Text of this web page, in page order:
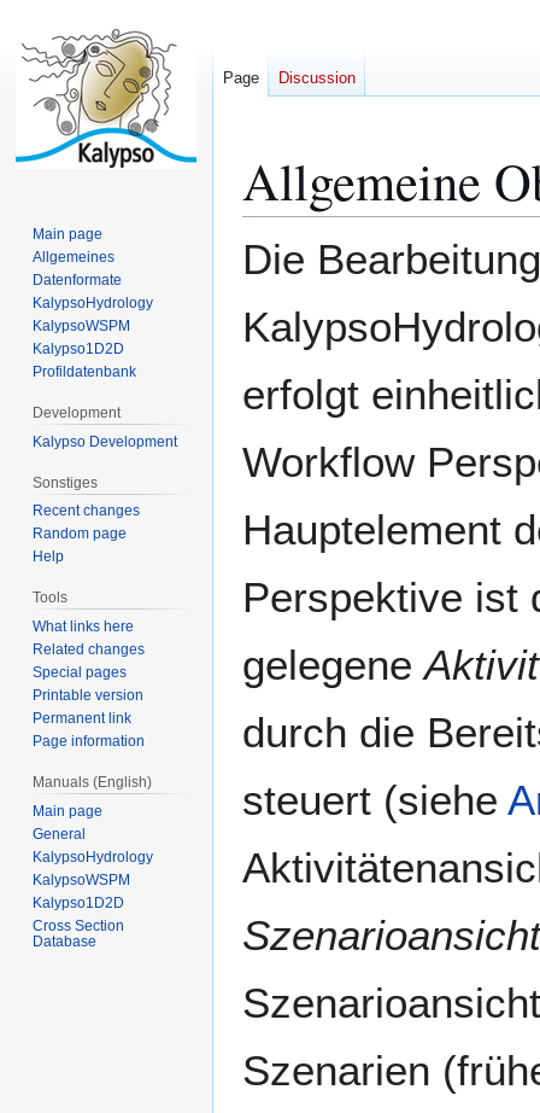
to
navigation
to
Allgemeine
Die
erfolgt
Workflow
Hauptelement
Perspektive ist
gelegene
durch die
steuert (siehe
Szenarioansicht
Szenarien
Page Discussion
Main page
Allgemeines
Datenformate
KalypsoHydrology
KalypsoWSPM
Kalypso1D2D
Profildatenbank
Development
Kalypso Development
Sonstiges
Recent changes
Random page
Help
Tools
What links here
Related changes
Special pages
Printable version
Permanent link
Page information
Manuals (English)
Main page
General
KalypsoHydrology
KalypsoWSPM
Kalypso1D2D
Cross Section
Database